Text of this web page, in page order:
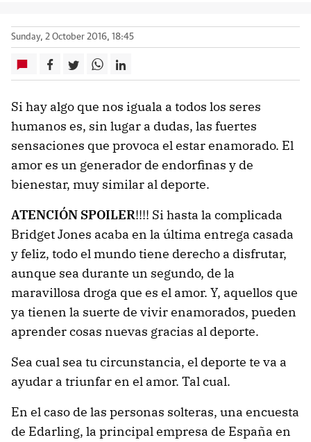
Sunday, 2 October 2016, 18:45
Si hay algo que nos iguala a todos los seres
humanos es, sin lugar a dudas, las fuertes
sensaciones que provoca el estar enamorado. El
amor es un generador de endorfinas y de
bienestar, muy similar al deporte.
ATENCIÓN SPOILER!!!! Si hasta la complicada
Bridget Jones acaba en la última entrega casada
y feliz, todo el mundo tiene derecho a disfrutar,
aunque sea durante un segundo, de la
maravillosa droga que es el amor. Y, aquellos que
ya tienen la suerte de vivir enamorados, pueden
aprender cosas nuevas gracias al deporte.
Sea cual sea tu circunstancia, el deporte te va a
ayudar a triunfar en el amor. Tal cual.
En el caso de las personas solteras, una encuesta
de Edarling, la principal empresa de España en